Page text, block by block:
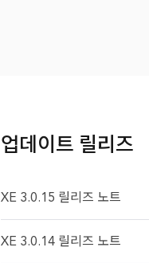
업데이트 릴리즈
XE 3.0.15 릴리즈 노트
XE 3.0.14 릴리즈 노트